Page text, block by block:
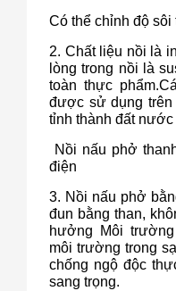
Có thể chỉnh độ sôi
2. Chất liệu nồi là
lòng trong nồi là
toàn thực
được sử dụng trên
tỉnh thành đất nước
Nồi nấu phở
điện
3. Nồi nấu phở
đun bằng than,
hưởng Môi
môi trường trong
chống ngộ độc
sang trọng.